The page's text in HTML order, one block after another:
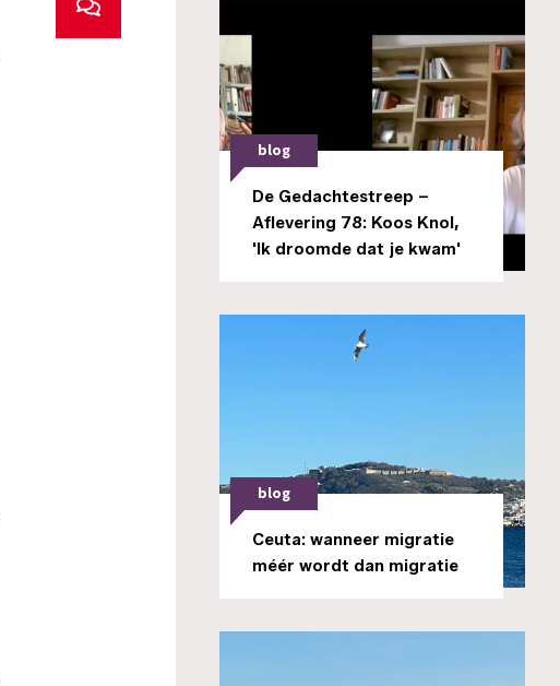
blog
De Gedachtestreep –
Aflevering 78: Koos Knol,
'Ik droomde dat je kwam'
blog
Ceuta: wanneer migratie
méér wordt dan migratie